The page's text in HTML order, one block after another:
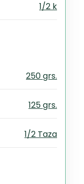
1/2 k
250 grs.
125 grs.
1/2 Taza